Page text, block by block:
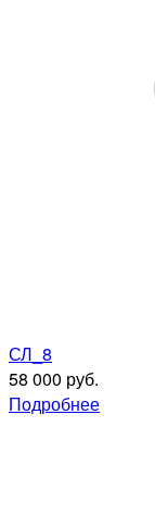
СЛ_8
58 000 руб.
Подробнее